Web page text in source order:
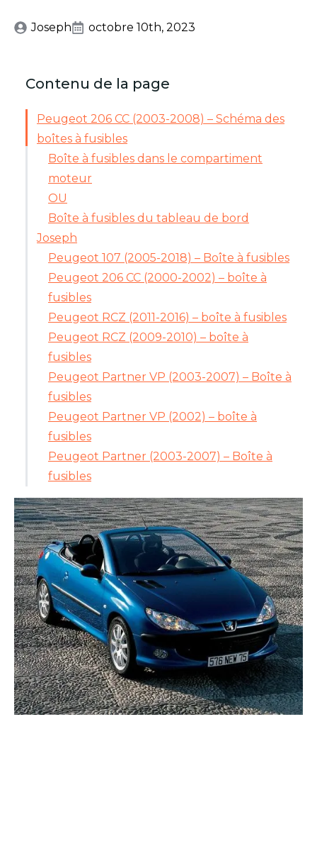
Joseph octobre 10th, 2023
Contenu de la page
Peugeot 206 CC (2003-2008) – Schéma des
boîtes à fusibles
Boîte à fusibles dans le compartiment
moteur
OU
Boîte à fusibles du tableau de bord
Joseph
Peugeot 107 (2005-2018) – Boîte à fusibles
Peugeot 206 CC (2000-2002) – boîte à
fusibles
Peugeot RCZ (2011-2016) – boîte à fusibles
Peugeot RCZ (2009-2010) – boîte à
fusibles
Peugeot Partner VP (2003-2007) – Boîte à
fusibles
Peugeot Partner VP (2002) – boîte à
fusibles
Peugeot Partner (2003-2007) – Boîte à
fusibles